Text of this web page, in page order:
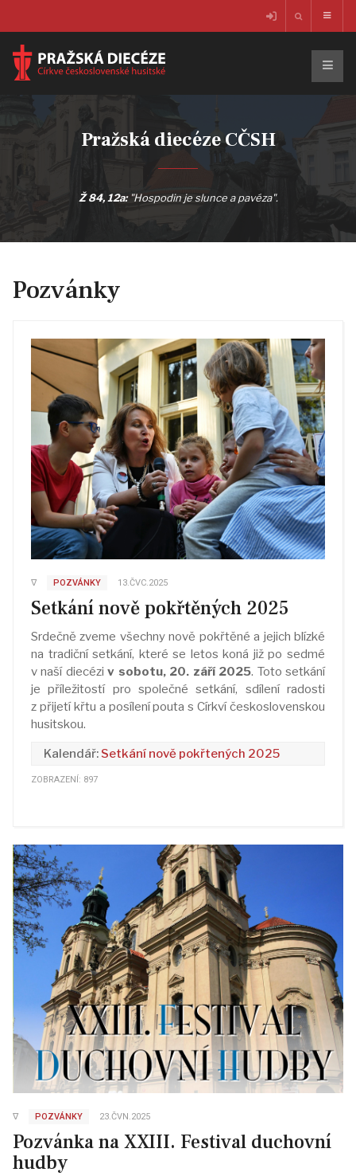
Pražská diecéze CČSH
Ž 84, 12a:"Hospodin je slunce a pavéza".
Pozvánky
∇ POZVÁNKY 13.ČVC.2025
Setkání nově pokřtěných 2025
Srdečně zveme všechny nově pokřtěné a jejich blízké
na tradiční setkání, které se letos koná již po sedmé
v naší diecéziv sobotu, 20. září 2025. Toto setkání
je příležitostí pro společné setkání, sdílení radosti
z přijetí křtu a posílení pouta s Církví československou
husitskou.
Setkání nově pokřtených 2025
ZOBRAZENÍ: 897
∇ POZVÁNKY 23.ČVN.2025
Pozvánka na XXIII. Festival duchovní
hudby